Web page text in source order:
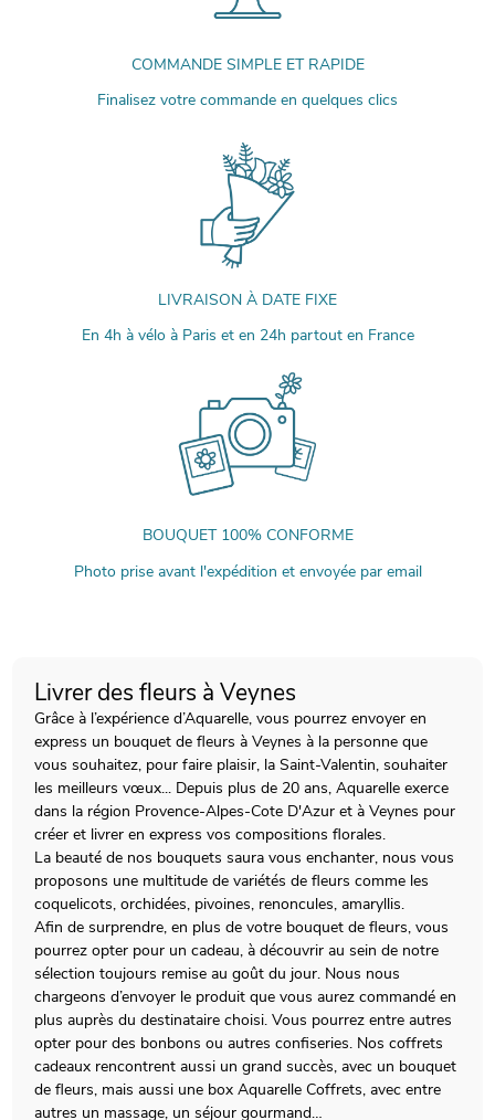
COMMANDE SIMPLE ET RAPIDE
Finalisez votre commande en quelques clics
LIVRAISON À DATE FIXE
En 4h à vélo à Paris et en 24h partout en France
BOUQUET 100% CONFORME
Photo prise avant l'expédition et envoyée par email
Livrer des fleurs à Veynes
Grâce à l’expérience d’Aquarelle, vous pourrez envoyer en
express un bouquet de fleurs à Veynes à la personne que
vous souhaitez, pour faire plaisir, la Saint-Valentin, souhaiter
les meilleurs vœux... Depuis plus de 20 ans, Aquarelle exerce
dans la région Provence-Alpes-Cote D'Azur et à Veynes pour
créer et livrer en express vos compositions florales.
La beauté de nos bouquets saura vous enchanter, nous vous
proposons une multitude de variétés de fleurs comme les
coquelicots, orchidées, pivoines, renoncules, amaryllis.
Afin de surprendre, en plus de votre bouquet de fleurs, vous
pourrez opter pour un cadeau, à découvrir au sein de notre
sélection toujours remise au goût du jour. Nous nous
chargeons d’envoyer le produit que vous aurez commandé en
plus auprès du destinataire choisi. Vous pourrez entre autres
opter pour des bonbons ou autres confiseries. Nos coffrets
cadeaux rencontrent aussi un grand succès, avec un bouquet
de fleurs, mais aussi une box Aquarelle Coffrets, avec entre
autres un massage, un séjour gourmand…